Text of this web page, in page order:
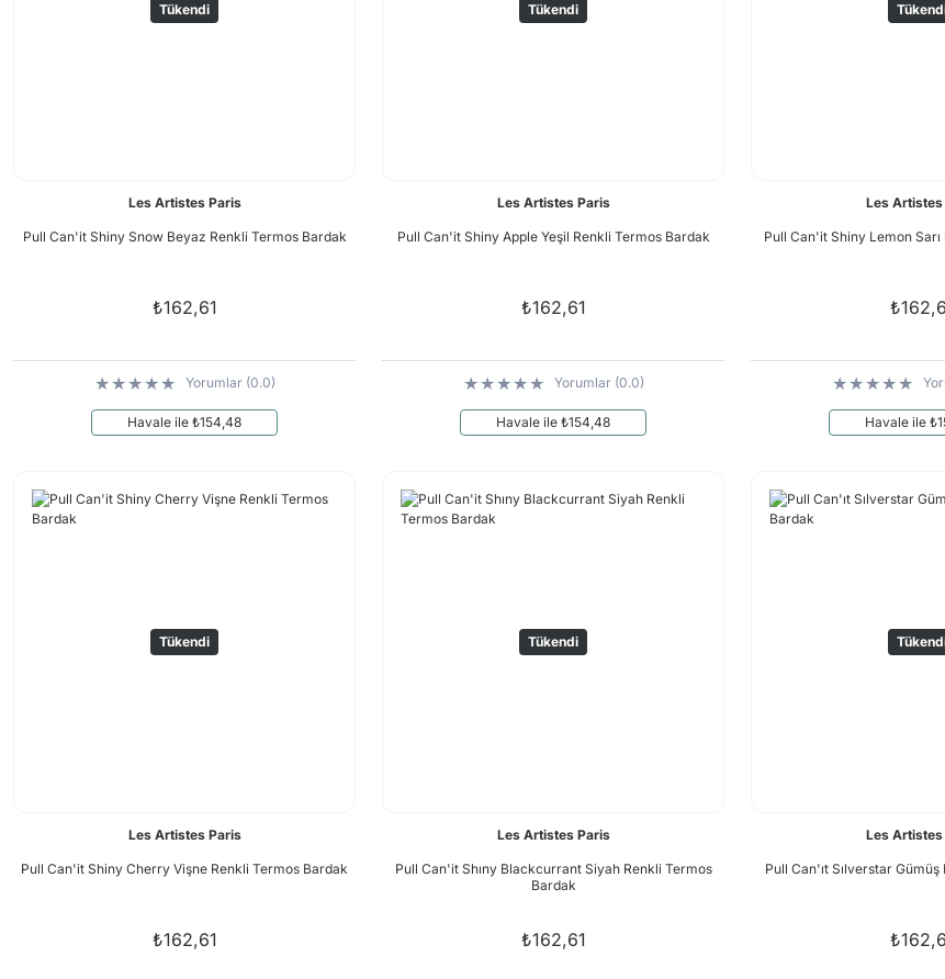
Tükendi
Les Artistes Paris
Pull Can'it Shiny Snow Beyaz Renkli Termos Bardak
₺162,61
Yorumlar (0.0)
Havale ile ₺154,48
Tükendi
Les Artistes Paris
Pull Can'it Shiny Apple Yeşil Renkli Termos Bardak
₺162,61
Yorumlar (0.0)
Havale ile ₺154,48
Les Artistes
Pull Can'it Shiny Lemon
Havale ile
Tükendi
Les Artistes Paris
Pull Can'it Shiny Cherry Vişne Renkli Termos Bardak
₺162,61
Tükendi
Les Artistes Paris
Pull Can'it Shıny Blackcurrant Siyah Renkli Termos
Bardak
₺162,61
Les Artistes
Pull Can'ıt Sılverstar